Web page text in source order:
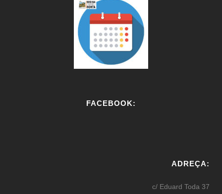
FACEBOOK:
ADREÇA:
c/ Eduard Toda 37